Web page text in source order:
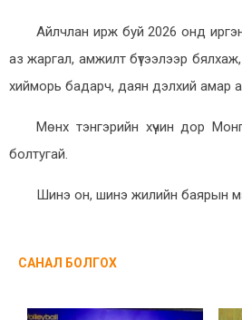
Айлчлан ирж буй 2026 онд иргэн
аз жаргал, амжилт бүтээлээр
хийморь бадарч, даян дэлхий амар
Мөнх тэнгэрийн хүчин дор
болтугай.
Шинэ он, шинэ жилийн баярын
САНАЛ БОЛГОХ